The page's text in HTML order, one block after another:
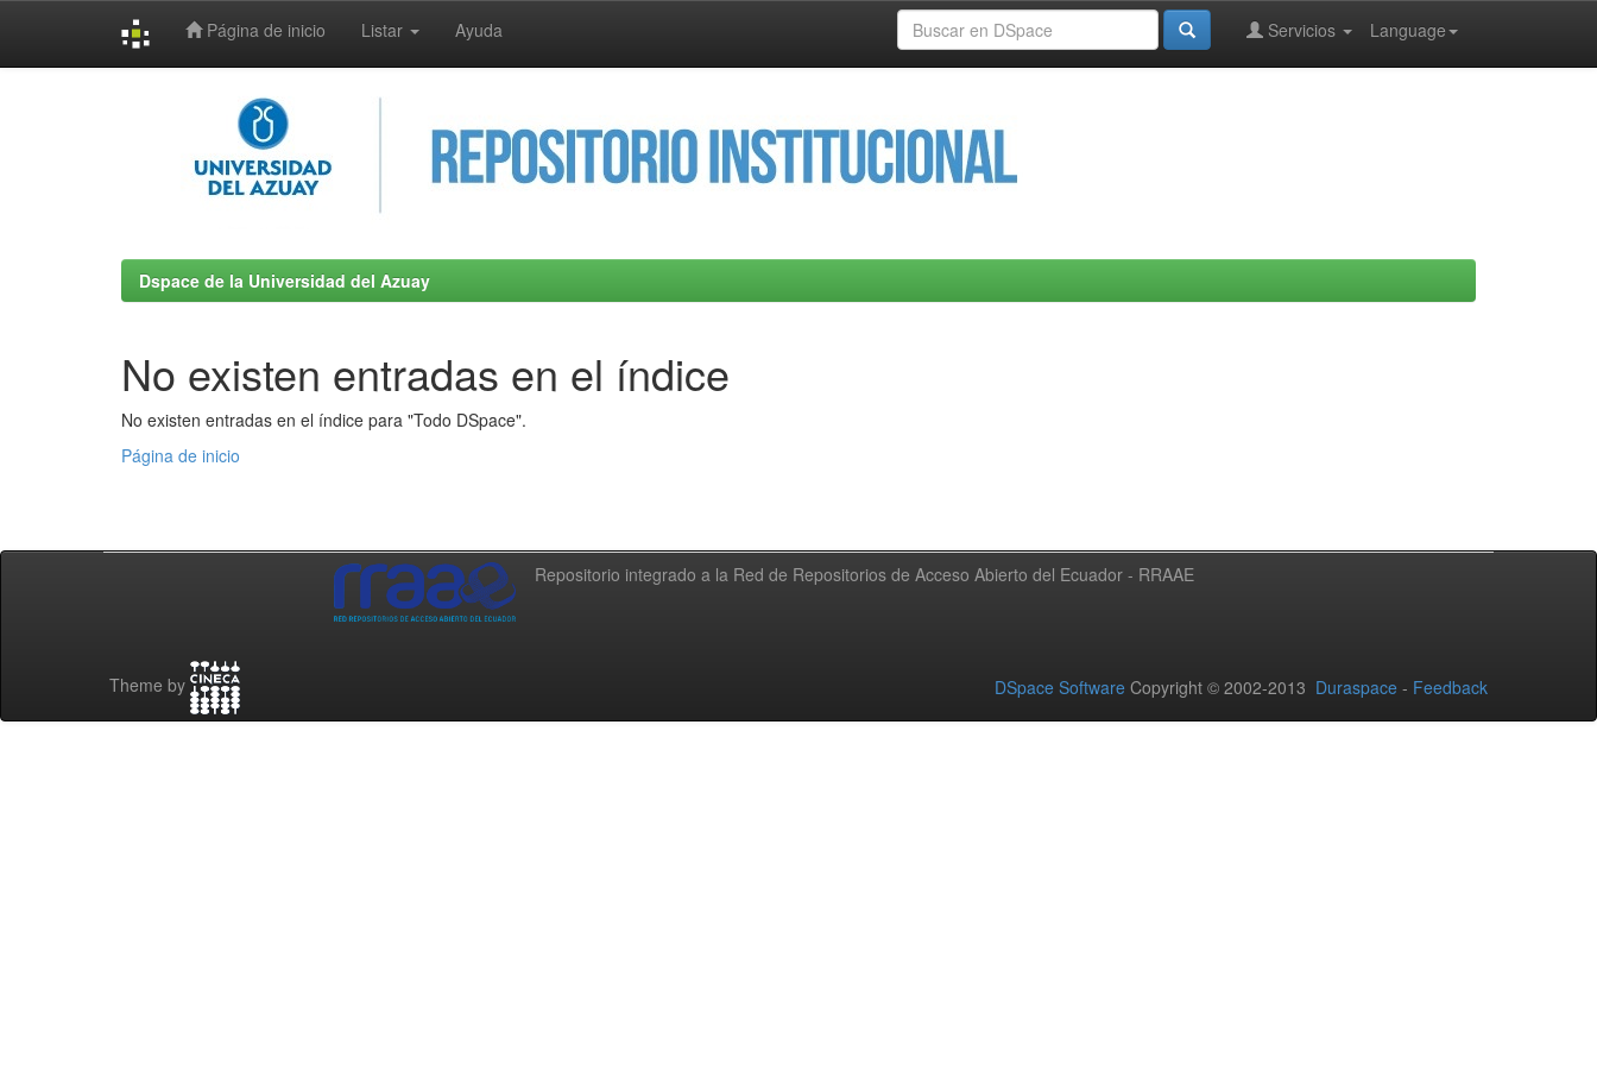
Página de inicio Listar Ayuda Language
Servicios
Dspace de la Universidad del Azuay
No existen entradas en el índice
No existen entradas en el índice para "Todo DSpace".
Página de inicio
Repositorio integrado a la Red de Repositorios de Acceso Abierto del Ecuador - RRAAE
Theme by DSpace Software Copyright © 2002-2013 Duraspace - Feedback